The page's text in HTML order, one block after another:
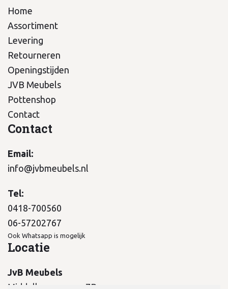
Home
Assortiment
Levering
Retourneren
Openingstijden
JVB Meubels
Pottenshop
Contact
Contact
Email:
info@jvbmeubels.nl
Tel:
0418-700560
06-57202767
Ook Whatsapp is mogelijk
Locatie
JvB Meubels
Middelkampseweg 7B